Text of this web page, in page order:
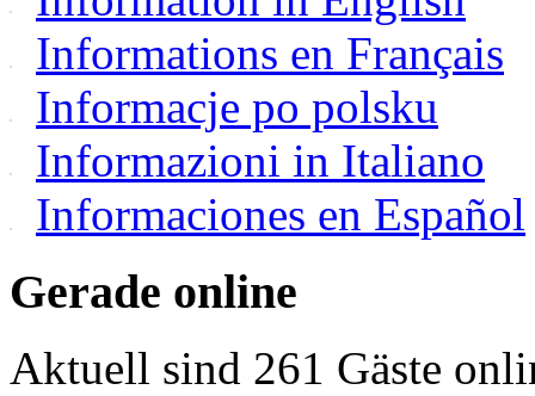
Informations en Français
Informacje po polsku
Informazioni in Italiano
Informaciones en Español
Gerade online
Aktuell sind 261 Gäste